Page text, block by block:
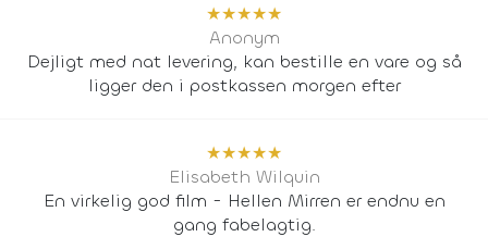
★★★★★
Anonym
Dejligt med nat levering, kan bestille en vare og så
ligger den i postkassen morgen efter
★★★★★
Elisabeth Wilquin
En virkelig god film - Hellen Mirren er endnu en
gang fabelagtig.